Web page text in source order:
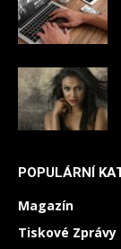
POPULÁRNÍ
Magazín
Tiskové Zprávy